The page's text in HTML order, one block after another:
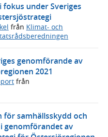
under Sveriges
från Klimat- och
genomförande av
2021
från
samhällsskydd och
genomförandet av